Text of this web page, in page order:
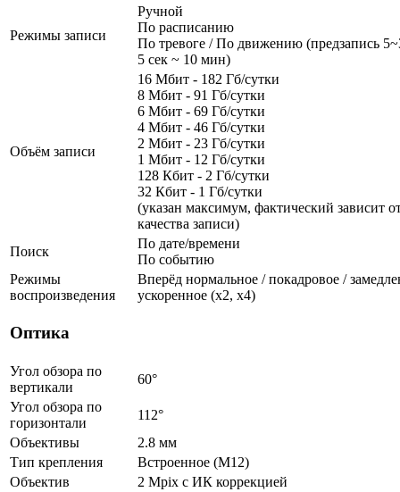
Режимы записи
Ручной
По расписанию
По тревоге / По движению (предзапись
5 сек ~ 10 мин)
Объём записи
16 Мбит - 182 Гб/сутки
8 Мбит - 91 Гб/сутки
6 Мбит - 69 Гб/сутки
4 Мбит - 46 Гб/сутки
2 Мбит - 23 Гб/сутки
1 Мбит - 12 Гб/сутки
128 Кбит - 2 Гб/сутки
32 Кбит - 1 Гб/сутки
(указан максимум, фактический зависит
качества записи)
Поиск
По дате/времени
По событию
Режимы
воспроизведения
Вперёд нормальное / покадровое /
ускоренное (х2, х4)
Оптика
Угол обзора по
вертикали
60°
Угол обзора по
горизонтали
112°
Объективы
2.8 мм
Тип крепления
Встроенное (М12)
Объектив
2 Mpix c ИК коррекцией